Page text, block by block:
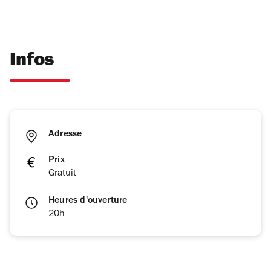
Infos
Adresse
Prix
Gratuit
Heures d'ouverture
20h